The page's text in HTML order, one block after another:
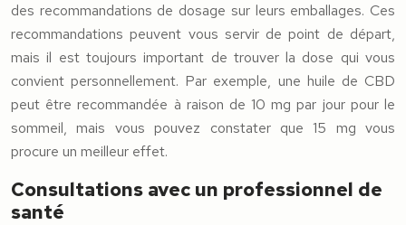
des recommandations de dosage sur leurs emballages. Ces
recommandations peuvent vous servir de point de départ,
mais il est toujours important de trouver la dose qui vous
convient personnellement. Par exemple, une huile de CBD
peut être recommandée à raison de 10 mg par jour pour le
sommeil, mais vous pouvez constater que 15 mg vous
procure un meilleur effet.
Consultations avec un professionnel de
santé